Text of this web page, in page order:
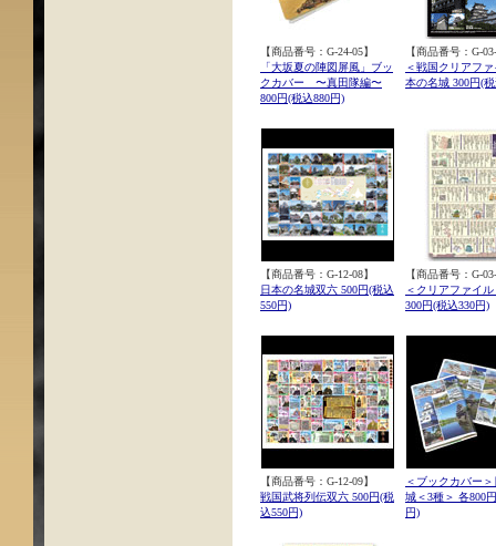
【商品番号：G-24-05】
「大坂夏の陣図屏風」ブッ
クカバー 〜真田隊編〜
800円(税込880円)
【商品番号：G-
＜戦国クリアフ
本の名城 300円(
【商品番号：G-12-08】
日本の名城双六 500円(税込
550円)
【商品番号：G-
＜クリアファイ
300円(税込330円)
【商品番号：G-12-09】
戦国武将列伝双六 500円(税
込550円)
＜ブックカバー
城＜3種＞ 各800
円)